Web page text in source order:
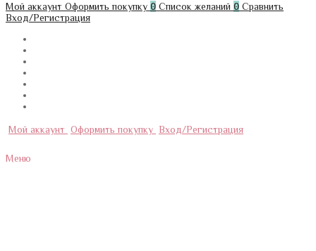
Мой аккаунт Оформить покупку 0 Список желаний 0 Сравнить
Вход/Регистрация
Мой аккаунт Оформить покупку Вход/Регистрация
Меню